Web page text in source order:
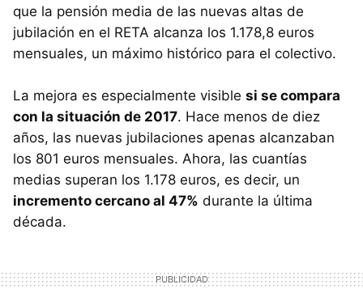
que la pensión media de las nuevas altas de
jubilación en el RETA alcanza los 1.178,8 euros
mensuales, un máximo histórico para el colectivo.
La mejora es especialmente visible si se compara
con la situación de 2017. Hace menos de diez
años, las nuevas jubilaciones apenas alcanzaban
los 801 euros mensuales. Ahora, las cuantías
medias superan los 1.178 euros, es decir, un
incremento cercano al 47% durante la última
década.